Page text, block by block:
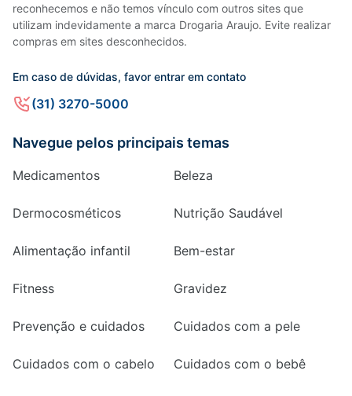
reconhecemos e não temos vínculo com outros sites que
utilizam indevidamente a marca Drogaria Araujo. Evite realizar
compras em sites desconhecidos.
Em caso de dúvidas, favor entrar em contato
(31) 3270-5000
Navegue pelos principais temas
Medicamentos Beleza
Dermocosméticos Nutrição Saudável
Alimentação infantil Bem-estar
Fitness Gravidez
Prevenção e cuidados Cuidados com a pele
Cuidados com o cabelo Cuidados com o bebê